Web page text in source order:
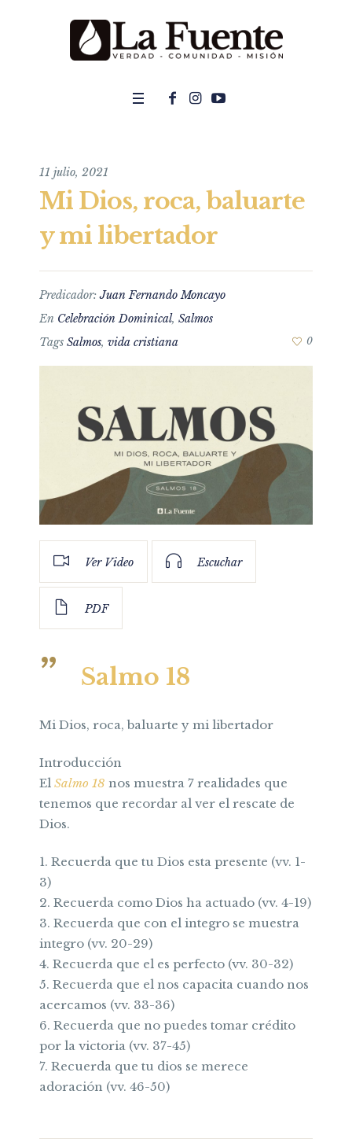
11 julio, 2021
Mi Dios, roca, baluarte
y mi libertador
Predicador:Juan Fernando Moncayo
En Celebración Dominical, Salmos
Tags Salmos, vida cristiana 0
Ver Video Escuchar
PDF
Salmo 18
Mi Dios, roca, baluarte y mi libertador
Introducción
El Salmo 18 nos muestra 7 realidades que
tenemos que recordar al ver el rescate de
Dios.
1. Recuerda que tu Dios esta presente (vv. 1-
3)
2. Recuerda como Dios ha actuado (vv. 4-19)
3. Recuerda que con el integro se muestra
integro (vv. 20-29)
4. Recuerda que el es perfecto (vv. 30-32)
5. Recuerda que el nos capacita cuando nos
acercamos (vv. 33-36)
6. Recuerda que no puedes tomar crédito
por la victoria (vv. 37-45)
7. Recuerda que tu dios se merece
adoración (vv. 46-50)